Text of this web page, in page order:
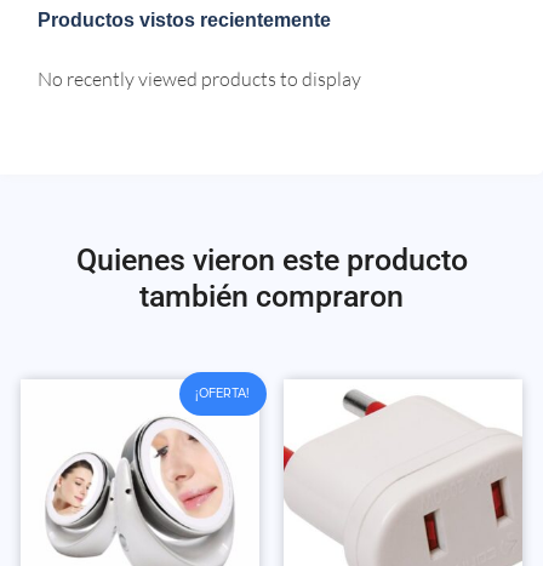
Productos vistos recientemente
No recently viewed products to display
Quienes vieron este producto
también compraron
¡OFERTA!